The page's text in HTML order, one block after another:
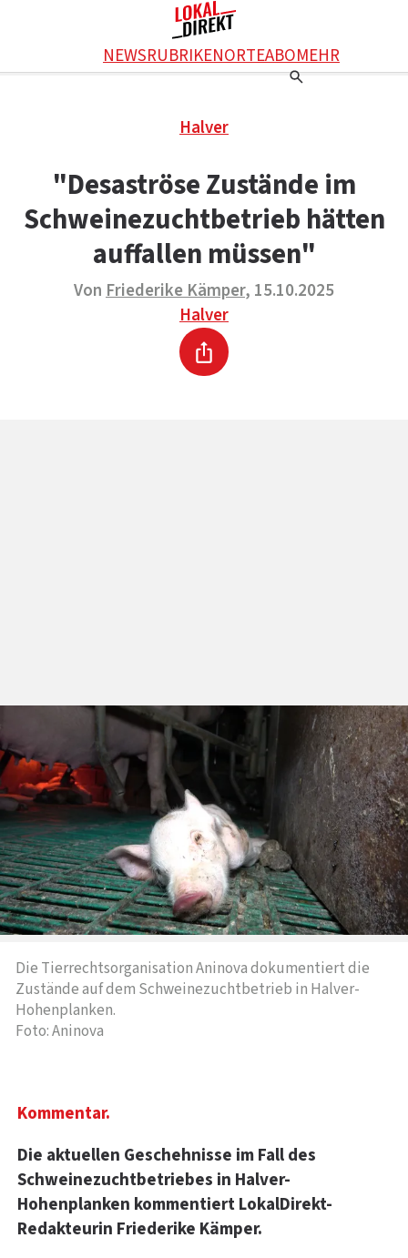
NEWSRUBRIKENORTEABOMEHR
Werbung schalten
Kontakt
Das Team
KONTAKT
DAS TEAM
ÜBER UNS
Halver
"Desaströse Zustände im
Schweinezuchtbetrieb hätten
auffallen müssen"
VonFriederike Kämper, 15.10.2025
Halver
Drucken
Die Tierrechtsorganisation Aninova dokumentiert die
Zustände auf dem Schweinezuchtbetrieb in Halver-
Hohenplanken.
Foto: Aninova
Kommentar.
Die aktuellen Geschehnisse im Fall des
Schweinezuchtbetriebes in Halver-
Hohenplanken kommentiert LokalDirekt-
Redakteurin Friederike Kämper.